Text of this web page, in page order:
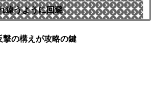
違うように回避
撃の構えが攻略の鍵